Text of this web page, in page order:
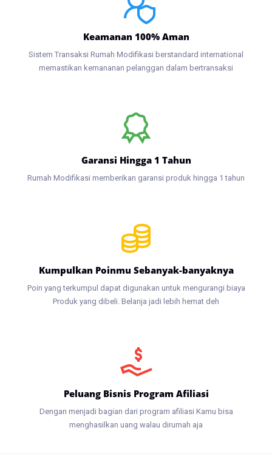
Keamanan 100% Aman
Sistem Transaksi Rumah Modifikasi berstandard international
memastikan kemananan pelanggan dalam bertransaksi
Garansi Hingga 1 Tahun
Rumah Modifikasi memberikan garansi produk hingga 1 tahun
Kumpulkan Poinmu Sebanyak-banyaknya
Poin yang terkumpul dapat digunakan untuk mengurangi biaya
Produk yang dibeli. Belanja jadi lebih hemat deh
Peluang Bisnis Program Afiliasi
Dengan menjadi bagian dari program afiliasi Kamu bisa
menghasilkan uang walau dirumah aja